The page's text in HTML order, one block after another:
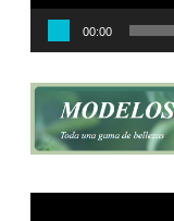
00:00
Reproductor